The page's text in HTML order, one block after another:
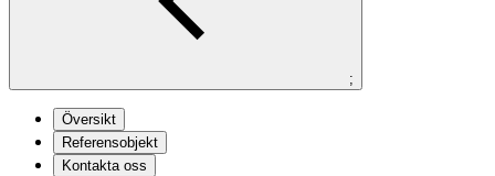
;
Översikt
Referensobjekt
Kontakta oss